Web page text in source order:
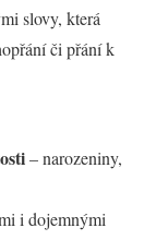
slovy, která
či přání k
– narozeniny,
i dojemnými